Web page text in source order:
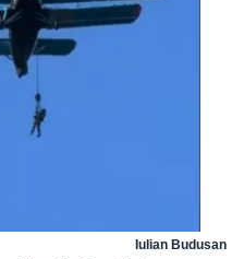
Iulian Budusan